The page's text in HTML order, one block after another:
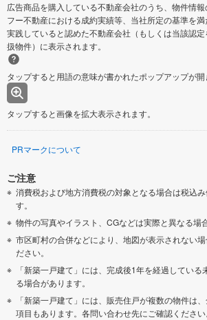
広告商品を購入している不動産会社のうち、物件情
フー不動産における成約実績等、当社所定の基準を
実践していると認めた不動産会社（もしくは当該認
扱物件）に表示されます。
タップすると用語の意味が書かれたポップアップが開
タップすると画像を拡大表示されます。
PRマークについて
ご注意
消費税および地方消費税の対象となる場合は税込
す。
物件の写真やイラスト、CGなどは実際と異なる場
市区町村の合併などにより、地図が表示されない
ださい。
「新築一戸建て」には、完成後1年を経過してい
る場合があります。
「新築一戸建て」には、販売住戸が複数の物件は
項目もあります。各問い合わせ先にご確認ください